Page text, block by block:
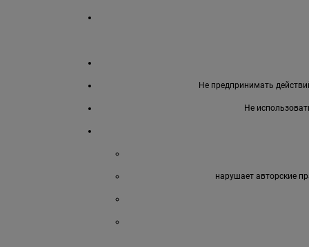
Не предпринимать
Не
нарушает авторские